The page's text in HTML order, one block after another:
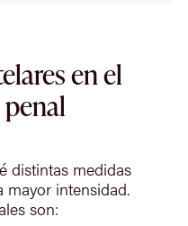
en el
distintas medidas
mayor intensidad.
son: